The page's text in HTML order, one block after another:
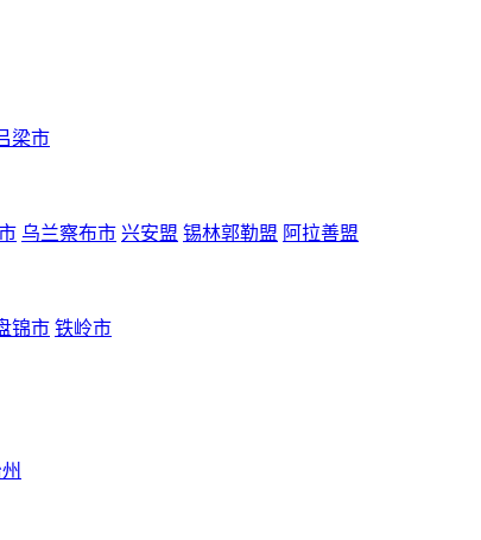
梁市
乌兰察布市 兴安盟 锡林郭勒盟 阿拉善盟
锦市 铁岭市